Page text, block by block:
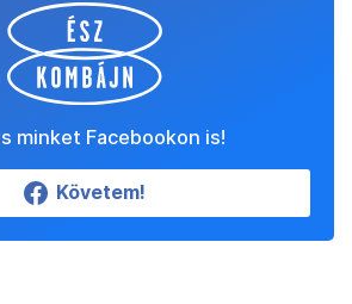
minket Facebookon is!
Követem!